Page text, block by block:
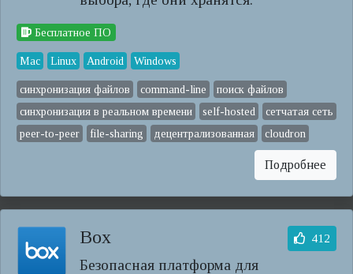
Бесплатное ПО
Mac Linux Android Windows
синхронизация файлов command-line
поиск файлов
синхронизация в реальном времени
self-hosted
сетчатая сеть
peer-to-peer
file-sharing децентрализованная cloudron
Подробнее
Box
Безопасная платформа для
412